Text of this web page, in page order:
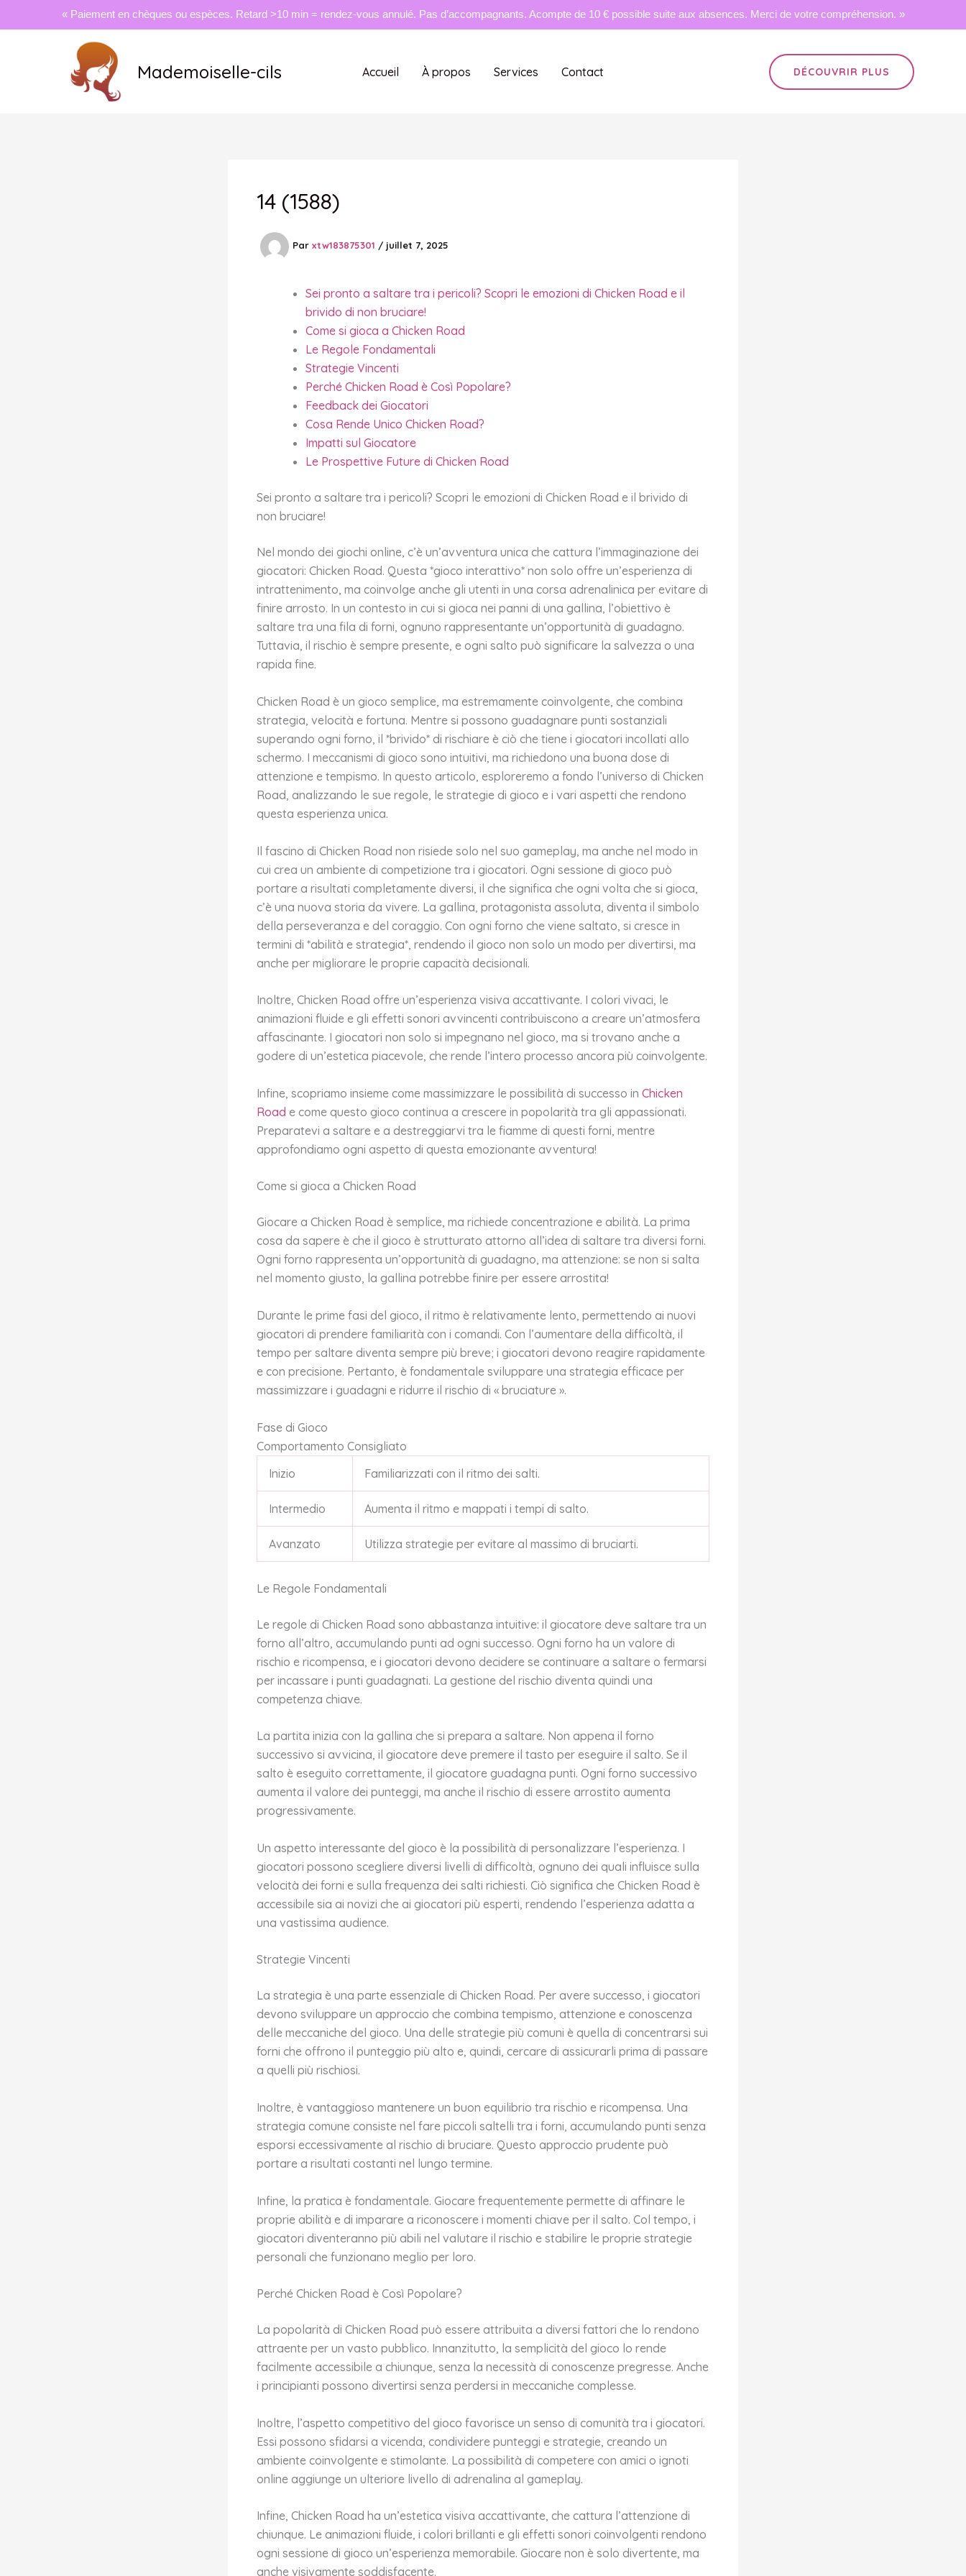
« Paiement en chèques ou espèces. Retard >10 min = rendez-vous annulé. Pas d’accompagnants. Acompte de 10 € possible suite aux absences. Merci de votre compréhension. »
Mademoiselle-cils Accueil À propos Services Contact DÉCOUVRIR PLUS
14 (1588)
Par xtw183875301 / juillet 7, 2025
Sei pronto a saltare tra i pericoli? Scopri le emozioni di Chicken Road e il
brivido di non bruciare!
Come si gioca a Chicken Road
Le Regole Fondamentali
Strategie Vincenti
Perché Chicken Road è Così Popolare?
Feedback dei Giocatori
Cosa Rende Unico Chicken Road?
Impatti sul Giocatore
Le Prospettive Future di Chicken Road
Sei pronto a saltare tra i pericoli? Scopri le emozioni di Chicken Road e il brivido di
non bruciare!
Nel mondo dei giochi online, c’è un’avventura unica che cattura l’immaginazione dei
giocatori: Chicken Road. Questa *gioco interattivo* non solo offre un’esperienza di
intrattenimento, ma coinvolge anche gli utenti in una corsa adrenalinica per evitare di
finire arrosto. In un contesto in cui si gioca nei panni di una gallina, l’obiettivo è
saltare tra una fila di forni, ognuno rappresentante un’opportunità di guadagno.
Tuttavia, il rischio è sempre presente, e ogni salto può significare la salvezza o una
rapida fine.
Chicken Road è un gioco semplice, ma estremamente coinvolgente, che combina
strategia, velocità e fortuna. Mentre si possono guadagnare punti sostanziali
superando ogni forno, il *brivido* di rischiare è ciò che tiene i giocatori incollati allo
schermo. I meccanismi di gioco sono intuitivi, ma richiedono una buona dose di
attenzione e tempismo. In questo articolo, esploreremo a fondo l’universo di Chicken
Road, analizzando le sue regole, le strategie di gioco e i vari aspetti che rendono
questa esperienza unica.
Il fascino di Chicken Road non risiede solo nel suo gameplay, ma anche nel modo in
cui crea un ambiente di competizione tra i giocatori. Ogni sessione di gioco può
portare a risultati completamente diversi, il che significa che ogni volta che si gioca,
c’è una nuova storia da vivere. La gallina, protagonista assoluta, diventa il simbolo
della perseveranza e del coraggio. Con ogni forno che viene saltato, si cresce in
termini di *abilità e strategia*, rendendo il gioco non solo un modo per divertirsi, ma
anche per migliorare le proprie capacità decisionali.
Inoltre, Chicken Road offre un’esperienza visiva accattivante. I colori vivaci, le
animazioni fluide e gli effetti sonori avvincenti contribuiscono a creare un’atmosfera
affascinante. I giocatori non solo si impegnano nel gioco, ma si trovano anche a
godere di un’estetica piacevole, che rende l’intero processo ancora più coinvolgente.
Infine, scopriamo insieme come massimizzare le possibilità di successo in Chicken
Road e come questo gioco continua a crescere in popolarità tra gli appassionati.
Preparatevi a saltare e a destreggiarvi tra le fiamme di questi forni, mentre
approfondiamo ogni aspetto di questa emozionante avventura!
Come si gioca a Chicken Road
Giocare a Chicken Road è semplice, ma richiede concentrazione e abilità. La prima
cosa da sapere è che il gioco è strutturato attorno all’idea di saltare tra diversi forni.
Ogni forno rappresenta un’opportunità di guadagno, ma attenzione: se non si salta
nel momento giusto, la gallina potrebbe finire per essere arrostita!
Durante le prime fasi del gioco, il ritmo è relativamente lento, permettendo ai nuovi
giocatori di prendere familiarità con i comandi. Con l’aumentare della difficoltà, il
tempo per saltare diventa sempre più breve; i giocatori devono reagire rapidamente
e con precisione. Pertanto, è fondamentale sviluppare una strategia efficace per
massimizzare i guadagni e ridurre il rischio di « bruciature ».
Fase di Gioco
Comportamento Consigliato
Inizio
Familiarizzati con il ritmo dei salti.
Intermedio Aumenta il ritmo e mappati i tempi di salto.
Avanzato Utilizza strategie per evitare al massimo di bruciarti.
Le Regole Fondamentali
Le regole di Chicken Road sono abbastanza intuitive: il giocatore deve saltare tra un
forno all’altro, accumulando punti ad ogni successo. Ogni forno ha un valore di
rischio e ricompensa, e i giocatori devono decidere se continuare a saltare o fermarsi
per incassare i punti guadagnati. La gestione del rischio diventa quindi una
competenza chiave.
La partita inizia con la gallina che si prepara a saltare. Non appena il forno
successivo si avvicina, il giocatore deve premere il tasto per eseguire il salto. Se il
salto è eseguito correttamente, il giocatore guadagna punti. Ogni forno successivo
aumenta il valore dei punteggi, ma anche il rischio di essere arrostito aumenta
progressivamente.
Un aspetto interessante del gioco è la possibilità di personalizzare l’esperienza. I
giocatori possono scegliere diversi livelli di difficoltà, ognuno dei quali influisce sulla
velocità dei forni e sulla frequenza dei salti richiesti. Ciò significa che Chicken Road è
accessibile sia ai novizi che ai giocatori più esperti, rendendo l’esperienza adatta a
una vastissima audience.
Strategie Vincenti
La strategia è una parte essenziale di Chicken Road. Per avere successo, i giocatori
devono sviluppare un approccio che combina tempismo, attenzione e conoscenza
delle meccaniche del gioco. Una delle strategie più comuni è quella di concentrarsi sui
forni che offrono il punteggio più alto e, quindi, cercare di assicurarli prima di passare
a quelli più rischiosi.
Inoltre, è vantaggioso mantenere un buon equilibrio tra rischio e ricompensa. Una
strategia comune consiste nel fare piccoli saltelli tra i forni, accumulando punti senza
esporsi eccessivamente al rischio di bruciare. Questo approccio prudente può
portare a risultati costanti nel lungo termine.
Infine, la pratica è fondamentale. Giocare frequentemente permette di affinare le
proprie abilità e di imparare a riconoscere i momenti chiave per il salto. Col tempo, i
giocatori diventeranno più abili nel valutare il rischio e stabilire le proprie strategie
personali che funzionano meglio per loro.
Perché Chicken Road è Così Popolare?
La popolarità di Chicken Road può essere attribuita a diversi fattori che lo rendono
attraente per un vasto pubblico. Innanzitutto, la semplicità del gioco lo rende
facilmente accessibile a chiunque, senza la necessità di conoscenze pregresse. Anche
i principianti possono divertirsi senza perdersi in meccaniche complesse.
Inoltre, l’aspetto competitivo del gioco favorisce un senso di comunità tra i giocatori.
Essi possono sfidarsi a vicenda, condividere punteggi e strategie, creando un
ambiente coinvolgente e stimolante. La possibilità di competere con amici o ignoti
online aggiunge un ulteriore livello di adrenalina al gameplay.
Infine, Chicken Road ha un’estetica visiva accattivante, che cattura l’attenzione di
chiunque. Le animazioni fluide, i colori brillanti e gli effetti sonori coinvolgenti rendono
ogni sessione di gioco un’esperienza memorabile. Giocare non è solo divertente, ma
anche visivamente soddisfacente.